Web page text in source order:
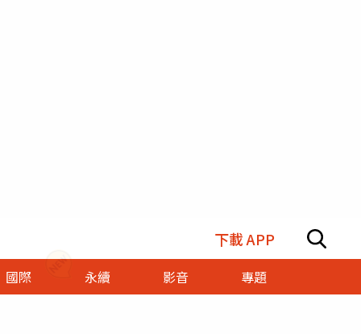
下載 APP
國際 永續 影音 專題